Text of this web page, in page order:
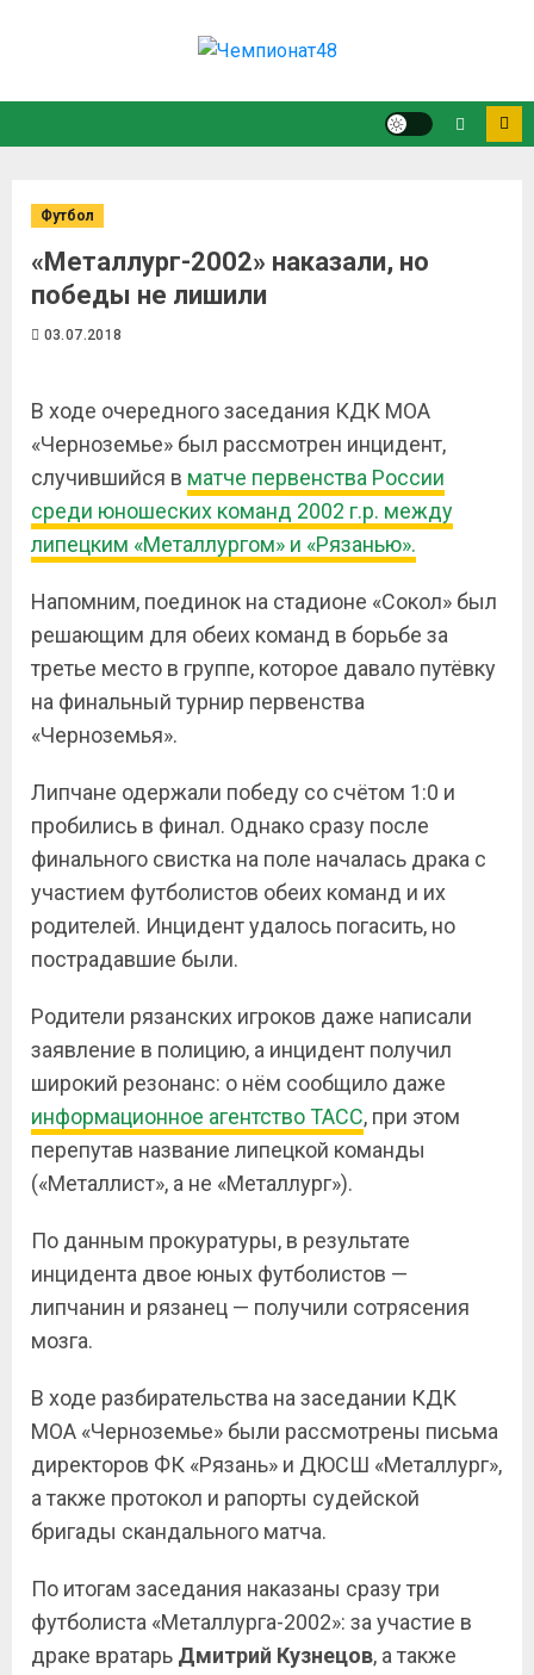
Футбол
«Металлург-2002» наказали, но
победы не лишили
03.07.2018
В ходе очередного заседания КДК МОА
«Черноземье» был рассмотрен инцидент,
случившийся в матче первенства России
среди юношеских команд 2002 г.р. между
липецким «Металлургом» и «Рязанью».
Напомним, поединок на стадионе «Сокол» был
решающим для обеих команд в борьбе за
третье место в группе, которое давало путёвку
на финальный турнир первенства
«Черноземья».
Липчане одержали победу со счётом 1:0 и
пробились в финал. Однако сразу после
финального свистка на поле началась драка с
участием футболистов обеих команд и их
родителей. Инцидент удалось погасить, но
пострадавшие были.
Родители рязанских игроков даже написали
заявление в полицию, а инцидент получил
широкий резонанс: о нём сообщило даже
информационное агентство ТАСС, при этом
перепутав название липецкой команды
(«Металлист», а не «Металлург»).
По данным прокуратуры, в результате
инцидента двое юных футболистов —
липчанин и рязанец — получили сотрясения
мозга.
В ходе разбирательства на заседании КДК
МОА «Черноземье» были рассмотрены письма
директоров ФК «Рязань» и ДЮСШ «Металлург»,
а также протокол и рапорты судейской
бригады скандального матча.
По итогам заседания наказаны сразу три
футболиста «Металлурга-2002»: за участие в
драке вратарь Дмитрий Кузнецов, а также